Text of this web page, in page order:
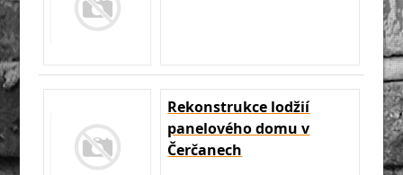
Rekonstrukce lodžií
panelového domu v
Čerčanech